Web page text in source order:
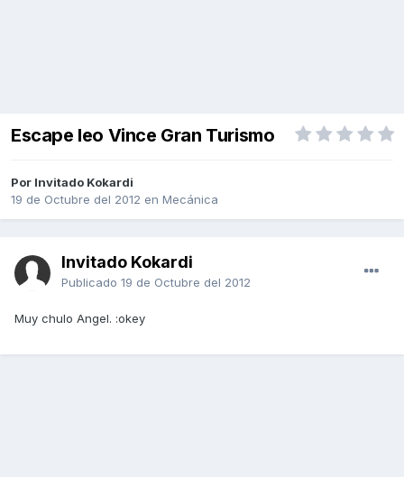
Escape leo Vince Gran Turismo
Por Invitado Kokardi
19 de Octubre del 2012 en Mecánica
Invitado Kokardi
Publicado 19 de Octubre del 2012
Muy chulo Angel. :okey